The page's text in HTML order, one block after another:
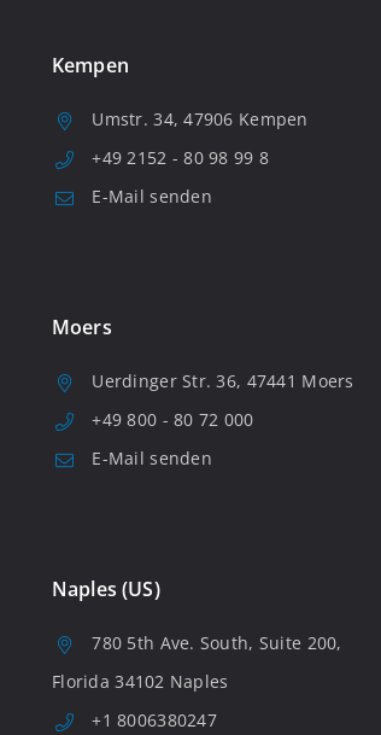
Kempen
Umstr. 34, 47906 Kempen
+49 2152 - 80 98 99 8
E-Mail senden
Moers
Uerdinger Str. 36, 47441 Moers
+49 800 - 80 72 000
E-Mail senden
Naples (US)
780 5th Ave. South, Suite 200,
Florida 34102 Naples
+1 8006380247